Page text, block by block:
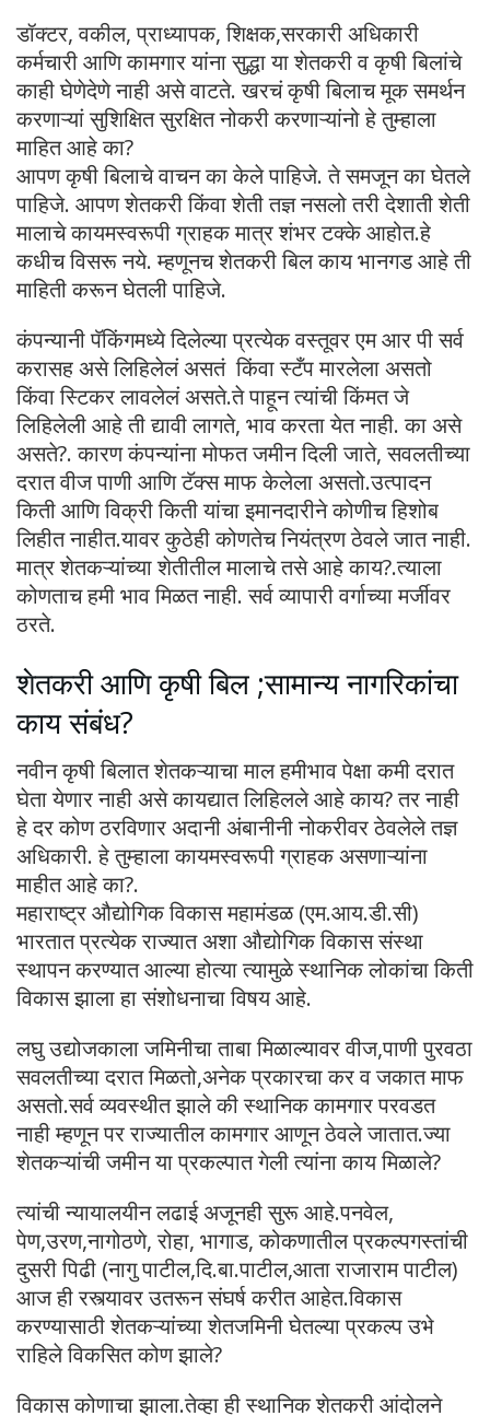
डॉक्टर, वकील, प्राध्यापक, शिक्षक,सरकारी अधिकारी
कर्मचारी आणि कामगार यांना सुद्धा या शेतकरी व कृषी बिलांचे
काही घेणेदेणे नाही असे वाटते. खरचं कृषी बिलाच मूक समर्थन
करणाऱ्यां सुशिक्षित सुरक्षित नोकरी करणाऱ्यांनो हे तुम्हाला
माहित आहे का?
आपण कृषी बिलाचे वाचन का केले पाहिजे. ते समजून का घेतले
पाहिजे. आपण शेतकरी किंवा शेती तज्ञ नसलो तरी देशाती शेती
मालाचे कायमस्वरूपी ग्राहक मात्र शंभर टक्के आहोत.हे
कधीच विसरू नये. म्हणूनच शेतकरी बिल काय भानगड आहे ती
माहिती करून घेतली पाहिजे.
कंपन्यानी पॅकिंगमध्ये दिलेल्या प्रत्येक वस्तूवर एम आर पी सर्व
करासह असे लिहिलेलं असतं किंवा स्टँप मारलेला असतो
किंवा स्टिकर लावलेलं असते.ते पाहून त्यांची किंमत जे
लिहिलेली आहे ती द्यावी लागते, भाव करता येत नाही. का असे
असते?. कारण कंपन्यांना मोफत जमीन दिली जाते, सवलतीच्या
दरात वीज पाणी आणि टॅक्स माफ केलेला असतो.उत्पादन
किती आणि विक्री किती यांचा इमानदारीने कोणीच हिशोब
लिहीत नाहीत.यावर कुठेही कोणतेच नियंत्रण ठेवले जात नाही.
मात्र शेतकऱ्यांच्या शेतीतील मालाचे तसे आहे काय?.त्याला
कोणताच हमी भाव मिळत नाही. सर्व व्यापारी वर्गाच्या मर्जीवर
ठरते.
शेतकरी आणि कृषी बिल ;सामान्य नागरिकांचा
काय संबंध?
नवीन कृषी बिलात शेतकऱ्याचा माल हमीभाव पेक्षा कमी दरात
घेता येणार नाही असे कायद्यात लिहिलले आहे काय? तर नाही
हे दर कोण ठरविणार अदानी अंबानीनी नोकरीवर ठेवलेले तज्ञ
अधिकारी. हे तुम्हाला कायमस्वरूपी ग्राहक असणाऱ्यांना
माहीत आहे का?.
महाराष्ट्र औद्योगिक विकास महामंडळ (एम.आय.डी.सी)
भारतात प्रत्येक राज्यात अशा औद्योगिक विकास संस्था
स्थापन करण्यात आल्या होत्या त्यामुळे स्थानिक लोकांचा किती
विकास झाला हा संशोधनाचा विषय आहे.
लघु उद्योजकाला जमिनीचा ताबा मिळाल्यावर वीज,पाणी पुरवठा
सवलतीच्या दरात मिळतो,अनेक प्रकारचा कर व जकात माफ
असतो.सर्व व्यवस्थीत झाले की स्थानिक कामगार परवडत
नाही म्हणून पर राज्यातील कामगार आणून ठेवले जातात.ज्या
शेतकऱ्यांची जमीन या प्रकल्पात गेली त्यांना काय मिळाले?
त्यांची न्यायालयीन लढाई अजूनही सुरू आहे.पनवेल,
पेण,उरण,नागोठणे, रोहा, भागाड, कोकणातील प्रकल्पगस्तांची
दुसरी पिढी (नागु पाटील,दि.बा.पाटील,आता राजाराम पाटील)
आज ही रस्त्यावर उतरून संघर्ष करीत आहेत.विकास
करण्यासाठी शेतकऱ्यांच्या शेतजमिनी घेतल्या प्रकल्प उभे
राहिले विकसित कोण झाले?
विकास कोणाचा झाला.तेव्हा ही स्थानिक शेतकरी आंदोलने